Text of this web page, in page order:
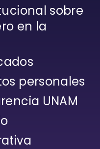
sobre
en la
personales
UNAM